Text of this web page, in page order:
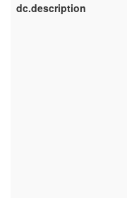
dc.description